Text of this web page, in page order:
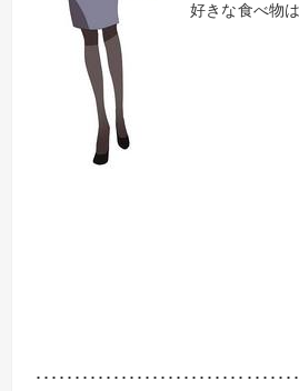
好きな食べ物
･････････････････････････････････